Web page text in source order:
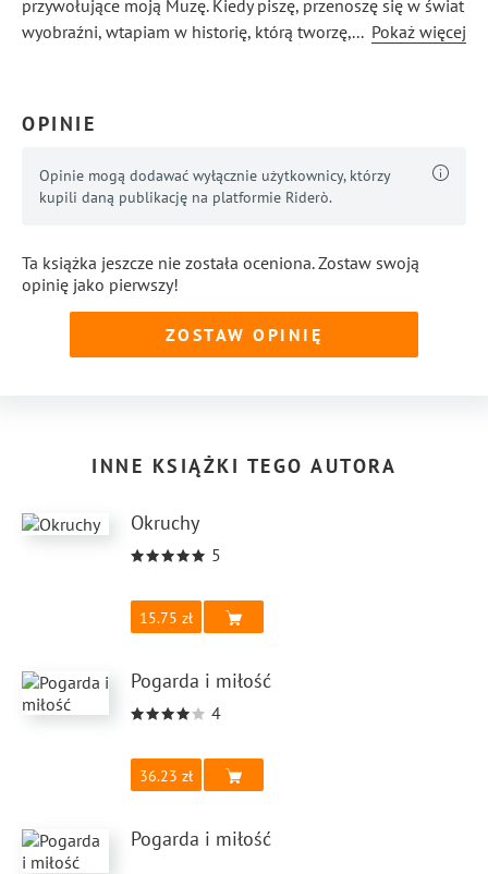
przywołujące moją Muzę. Kiedy piszę, przenoszę się w świat
wyobraźni, wtapiam w historię, którą tworzę, a palce stają
... Pokaż więcej
OPINIE
Opinie mogą dodawać wyłącznie użytkownicy, którzy
kupili daną publikację na platformie Riderò.
Ta książka jeszcze nie została oceniona. Zostaw swoją
opinię jako pierwszy!
ZOSTAW OPINIĘ
INNE KSIĄŻKI TEGO AUTORA
Okruchy
5
15.75
Pogarda i miłość
4
36.23
Pogarda i miłość